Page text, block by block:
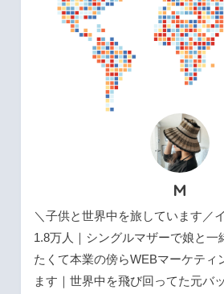
M
＼子供と世界中を旅しています／
1.8万人｜シングルマザーで娘と一
たくて本業の傍らWEBマーケティ
ます｜世界中を飛び回ってた元バ